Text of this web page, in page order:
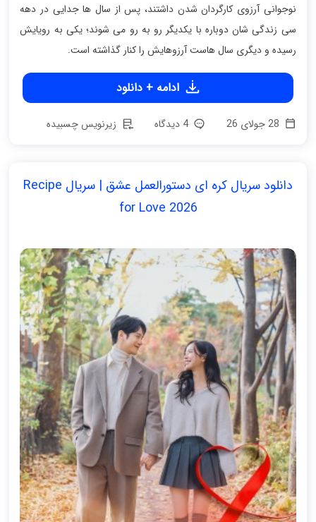
نوجوانی آرزوی کارگردان شدن داشتند، پس از سال‌ ها جدایی در دهه
سی زندگی‌ شان دوباره با یکدیگر رو به رو می شوند؛ یکی به رویایش
رسیده و دیگری سال‌ هاست آرزوهایش را کنار گذاشته است.
ادامه + دانلود
4 دیدگاه زیرنویس چسبیده
دانلود سریال کره ای دستورالعمل عشق | سریال Recipe
for Love 2026